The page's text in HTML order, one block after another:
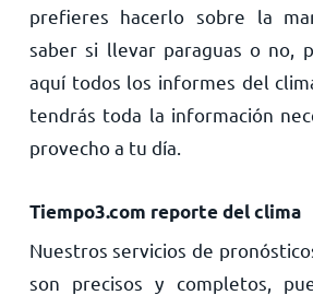
prefieres hacerlo sobre la
saber si llevar paraguas o no,
aquí todos los informes del
tendrás toda la información
provecho a tu día.
Tiempo3.com reporte del clima
Nuestros servicios de
son precisos y completos,